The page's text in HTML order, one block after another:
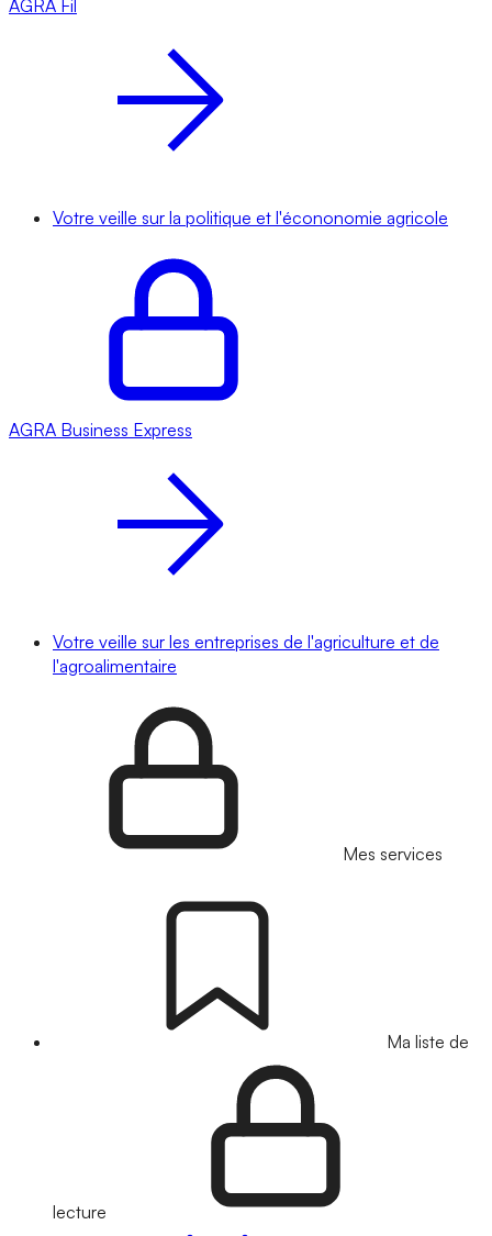
AGRA Fil
Votre veille sur la politique et l'écononomie agricole
AGRA Business Express
Votre veille sur les entreprises de l'agriculture et de
l'agroalimentaire
Mes services
Ma liste de
lecture